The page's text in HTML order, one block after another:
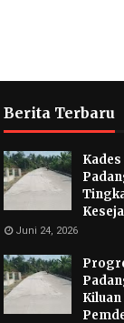
Berita Terbaru
Kades
Juni 24, 2026
Kiluan